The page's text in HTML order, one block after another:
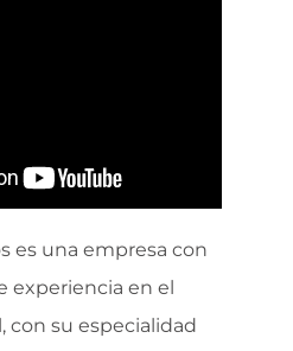
es una empresa con
experiencia en el
con su especialidad